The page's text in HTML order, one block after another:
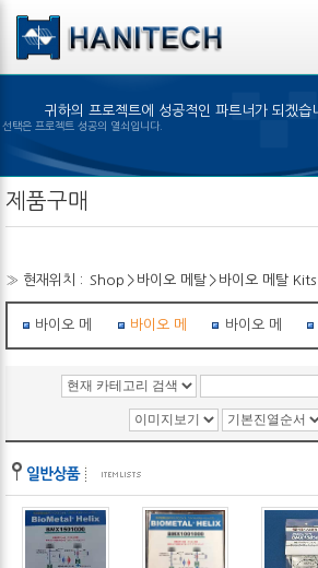
본문 바로가기
귀하의 프로젝트에 성공적인 파트너가 되겠습
제품의 선택은 프로젝트 성공의 열쇠입니다.
제품구매
» 현재위치 : Shop > 바이오 메탈 > 바이오 메탈
바이오 메탈 Kits (BMF)바이오 메탈 Kits (BMX)
바이오 메탈 학